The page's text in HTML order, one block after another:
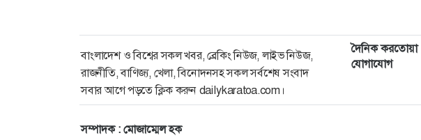
বাংলাদেশ ও বিশ্বের সকল খবর, ব্রেকিং নিউজ, লাইভ নিউজ,
রাজনীতি, বাণিজ্য, খেলা, বিনোদনসহ সকল সর্বশেষ সংবাদ
সবার আগে পড়তে ক্লিক করুন dailykaratoa.com।
দৈনিক করতোয়া
যোগাযোগ
সম্পাদক : মোজাম্মেল হক